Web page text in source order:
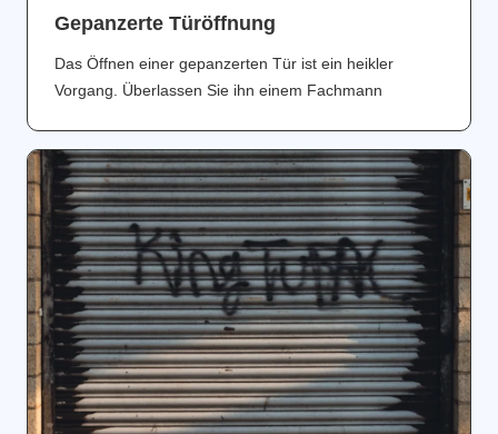
Gepanzerte Türöffnung
Das Öffnen einer gepanzerten Tür ist ein heikler
Vorgang. Überlassen Sie ihn einem Fachmann